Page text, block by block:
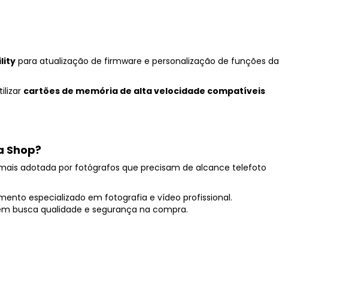
para atualização de firmware e personalização de funções da
cartões de memória de alta velocidade compatíveis
Shop?
adotada por fotógrafos que precisam de alcance telefoto
especializado em fotografia e vídeo profissional.
busca qualidade e segurança na compra.